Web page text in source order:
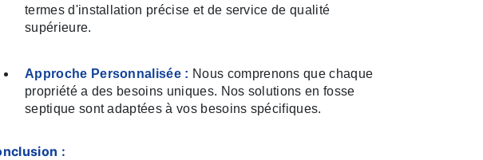
termes d'installation précise et de service de qualité
supérieure.
Approche Personnalisée : Nous comprenons que chaque
propriété a des besoins uniques. Nos solutions en fosse
septique sont adaptées à vos besoins spécifiques.
: